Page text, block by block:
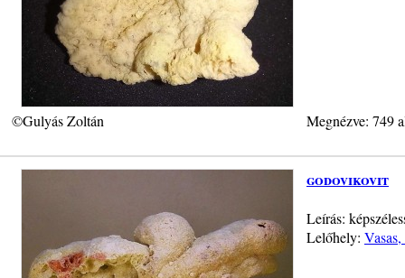
©Gulyás Zoltán Megnézve: 749
godovikovit
Leírás:
Lelőhely: